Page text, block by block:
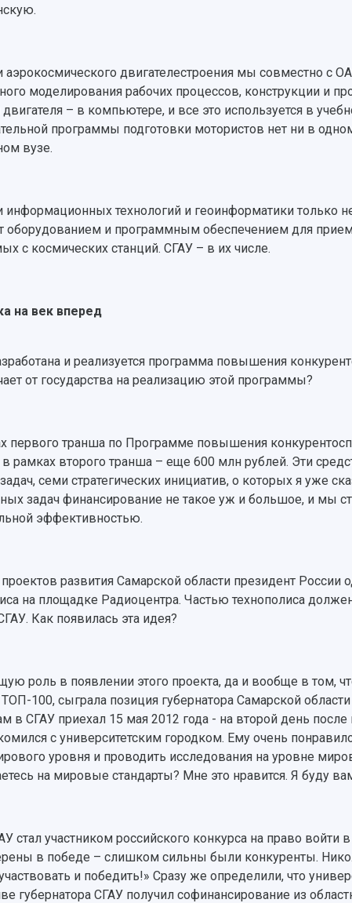
аэрокосмического двигателестроения мы совместно с
моделирования рабочих процессов, конструкции и
двигателя – в компьютере, и все это используется в
программы подготовки мотористов нет ни в
вузе.
информационных технологий и геоинформатики только
оборудованием и программным обеспечением для
с космических станций. СГАУ – в их числе.
на век вперед
и реализуется программа повышения
от государства на реализацию этой программы?
первого транша по Программе повышения
в рамках второго транша – еще 600 млн рублей. Эти
семи стратегических инициатив, о которых я уже
задач финансирование не такое уж и большое, и мы
эффективностью.
развития Самарской области президент России
на площадке Радиоцентра. Частью технополиса
Как появилась эта идея?
роль в появлении этого проекта, да и вообще в том,
100, сыграла позиция губернатора Самарской
в СГАУ приехал 15 мая 2012 года - на второй день
с университетским городком. Ему очень
уровня и проводить исследования на уровне
на мировые стандарты? Мне это нравится. Я буду
стал участником российского конкурса на право
в победе – слишком сильны были конкуренты.
и победить!» Сразу же определили, что
губернатора СГАУ получил софинансирование из